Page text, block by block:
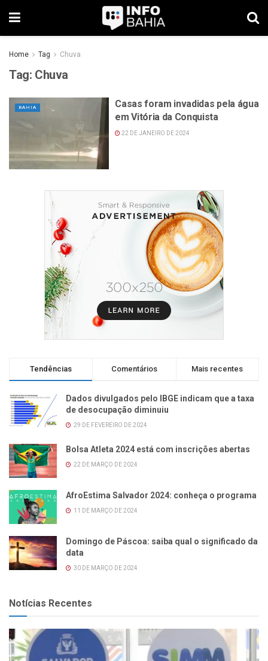
Home Tag Chuva
Tag: Chuva
BAHIA
Casas foram invadidas pela água
em Vitória da Conquista
22 DE JANEIRO DE 2024
Tendências Comentários Mais recentes
Dados divulgados pelo IBGE indicam que a taxa
de desocupação diminuiu
29 DE FEVEREIRO DE 2024
Bolsa Atleta 2024 está com inscrições abertas
22 DE MARÇO DE 2024
AfroEstima Salvador 2024: conheça o programa
11 DE MARÇO DE 2024
Domingo de Páscoa: saiba qual o significado da
data
30 DE MARÇO DE 2024
Notícias Recentes